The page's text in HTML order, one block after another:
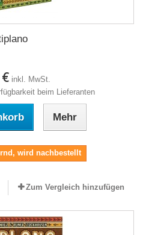
inkl. MwSt.
beim Lieferanten
Mehr
wird nachbestellt
Zum Vergleich hinzufügen